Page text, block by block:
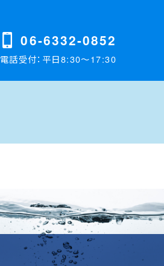
06-6332-0852
電話受付：平日8:30〜17:30